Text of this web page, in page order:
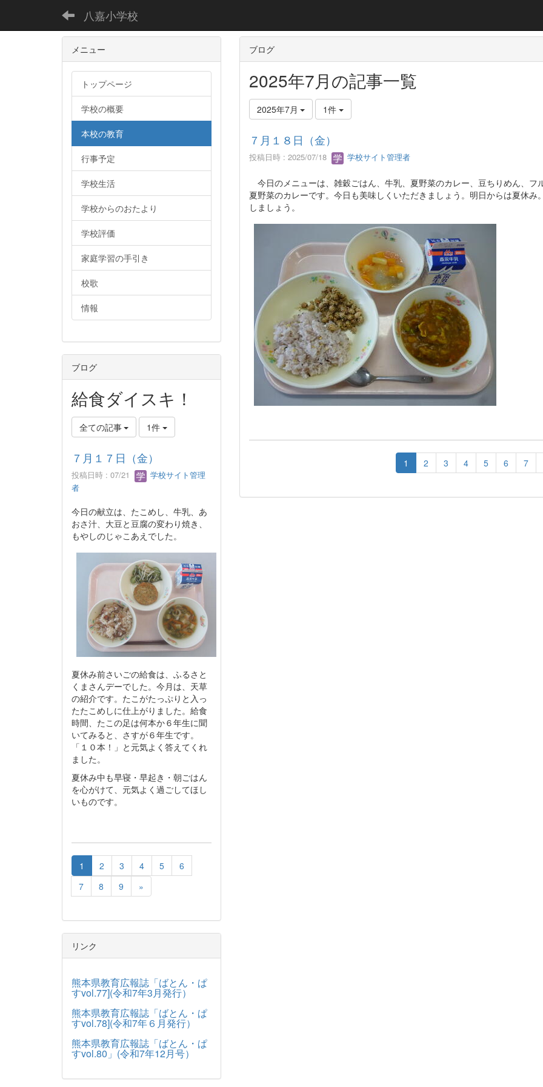
八嘉小学校
ブログ
2025年7月の記事一覧
2025年7月 1件
７月１８日（金）
投稿日時 : 2025/07/18 学校サイト管理者
今日のメニューは、雑穀ごはん、牛乳、夏野菜のカレー、豆ちりめん、フ
夏野菜のカレーです。今日も美味しくいただきましょう。明日からは夏休
しましょう。
1 2 3 4 5 6 7
メニュー
トップページ
学校の概要
本校の教育
行事予定
学校生活
学校からのおたより
学校評価
家庭学習の手引き
校歌
情報
ブログ
給食ダイスキ！
全ての記事 1件
７月１７日（金）
投稿日時 : 07/21
学校サイト管理
者
今日の献立は、たこめし、牛乳、あ
おさ汁、大豆と豆腐の変わり焼き、
もやしのじゃこあえでした。
夏休み前さいごの給食は、ふるさと
くまさんデーでした。今月は、天草
の紹介です。たこがたっぷりと入っ
たたこめしに仕上がりました。給食
時間、たこの足は何本か６年生に聞
いてみると、さすが６年生です。
「１０本！」と元気よく答えてくれ
ました。
夏休み中も早寝・早起き・朝ごはん
を心がけて、元気よく過ごしてほし
いものです。
1 2 3 4 5
6
7
8 9 »
リンク
熊本県教育広報誌「ばとん・ぱ
すvol.77](令和7年3月発行）
熊本県教育広報誌「ばとん・ぱ
すvol.78](令和7年６月発行）
熊本県教育広報誌「ばとん・ぱ
すvol.80」(令和7年12月号）